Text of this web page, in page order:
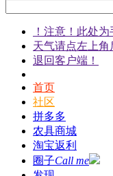
！注意！此处
天气请点左上角
退回客户端！
首页
社区
拼多多
农具商城
淘宝返利
圈子Call me